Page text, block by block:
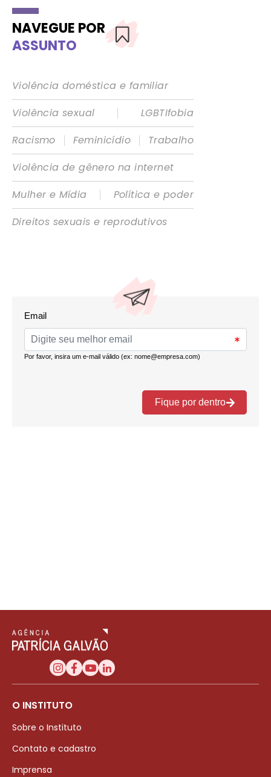
NAVEGUE POR
ASSUNTO
Violência doméstica e familiar
Violência sexual
|
LGBTIfobia
Racismo
| Feminicídio |
Trabalho
Violência de gênero na internet
Mulher e Mídia
|
Política e poder
Direitos sexuais e reprodutivos
O INSTITUTO
Sobre o Instituto
Contato e cadastro
Imprensa